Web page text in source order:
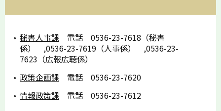
秘書人事課 電話 0536-23-7618（秘書
係） ,0536-23-7619（人事係） ,0536-23-
7623（広報広聴係）
政策企画課 電話 0536-23-7620
情報政策課 電話 0536-23-7612